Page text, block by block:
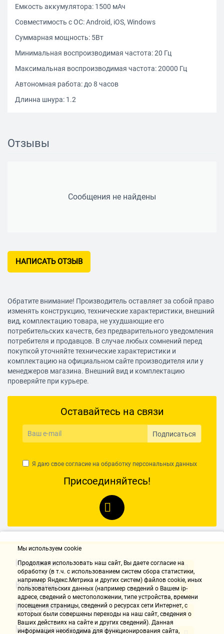
Емкость аккумулятора: 1500 мАч
Совместимость с ОС: Android, iOS, Windows
Суммарная мощность: 5Вт
Минимальная воспроизводимая частота: 20 Гц
Максимальная воспроизводимая частота: 20000 Гц
Автономная работа: до 8 часов
Длинна шнура: 1.2
Отзывы
Сообщения не найдены
НАПИСАТЬ ОТЗЫВ
Обратите внимание! Производитель оставляет за собой право
изменять конструкцию, технические характеристики, внешний
вид, комплектацию товара, не ухудшающие его
потребительских качеств, без предварительного уведомления
потребителя и продавцов. В случае любых сомнений перед
покупкой уточняйте технические характеристики и
комплектацию на официальном сайте производителя или у
менеджеров магазина. Внешний вид и комплектацию
проверяйте при курьере.
Оставайтесь на связи
Подписаться
Я даю свое согласие на обработку персональных данных
Присоединяйтесь!
Контакты
Компания
Информация
Направления доставки
Мы используем cookie
Продолжая использовать наш cайт, Вы даете согласие на
обработку (в т.ч. с использованием систем сбора статистики,
например Яндекс.Метрика и других систем) файлов cookie, иных
пользовательских данных (например сведений о Вашем ip-
адресе, сведений о местоположении, типе устройства, времени
посещения страницы, сведений о ресурсах сети Интернет, с
которых были совершены переходы на наш сайт, сведения о
Ваших действиях на сайте и других сведений). Данная
информация необходима для функционирования сайта,